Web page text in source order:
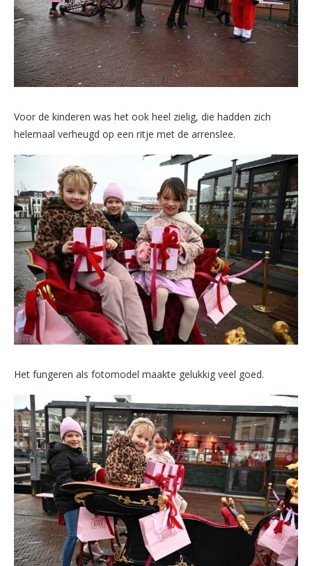
Voor de kinderen was het ook heel zielig, die hadden zich
helemaal verheugd op een ritje met de arrenslee.
Het fungeren als fotomodel maakte gelukkig veel goed.